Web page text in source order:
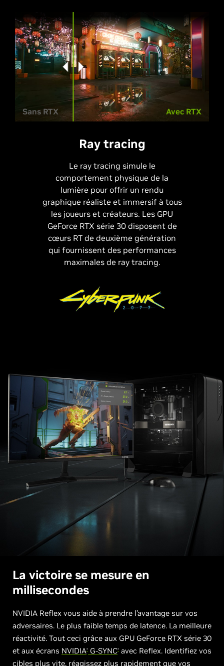
Avec RTX
Sans RTX
Ray tracing
Le ray tracing simule le
comportement physique de la
lumière pour offrir un rendu
graphique réaliste et immersif à tous
les joueurs et créateurs. Les GPU
GeForce RTX série 30 disposent de
cœurs RT de deuxième génération
qui fournissent des performances
maximales de ray tracing.
La victoire se mesure en
millisecondes
NVIDIA Reflex vous aide à prendre l’avantage sur vos
adversaires. Le plus faible temps de latence. La meilleure
réactivité. Tout ceci grâce aux GPU GeForce RTX série 30
et aux écrans NVIDIA® G-SYNC® avec Reflex. Identifiez vos
cibles plus vite, réagissez plus rapidement que vos